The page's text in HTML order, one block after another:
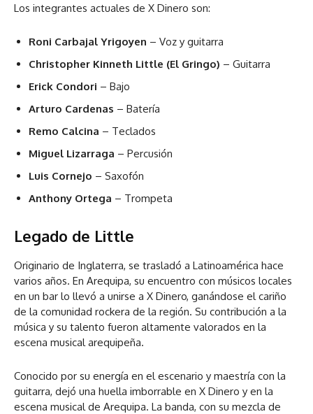
Los integrantes actuales de X Dinero son:
Roni Carbajal Yrigoyen – Voz y guitarra
Christopher Kinneth Little (El Gringo) – Guitarra
Erick Condori – Bajo
Arturo Cardenas – Batería
Remo Calcina – Teclados
Miguel Lizarraga – Percusión
Luis Cornejo – Saxofón
Anthony Ortega – Trompeta
Legado de Little
Originario de Inglaterra, se trasladó a Latinoamérica hace
varios años. En Arequipa, su encuentro con músicos locales
en un bar lo llevó a unirse a X Dinero, ganándose el cariño
de la comunidad rockera de la región. Su contribución a la
música y su talento fueron altamente valorados en la
escena musical arequipeña.
Conocido por su energía en el escenario y maestría con la
guitarra, dejó una huella imborrable en X Dinero y en la
escena musical de Arequipa. La banda, con su mezcla de